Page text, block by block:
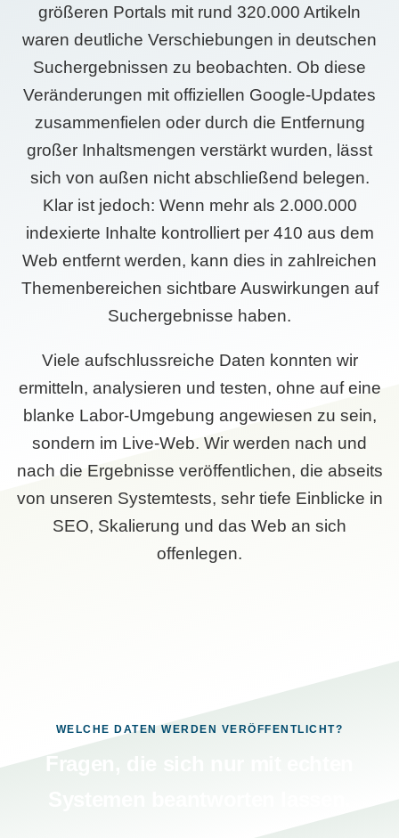
größeren Portals mit rund 320.000 Artikeln
waren deutliche Verschiebungen in deutschen
Suchergebnissen zu beobachten. Ob diese
Veränderungen mit offiziellen Google-Updates
zusammenfielen oder durch die Entfernung
großer Inhaltsmengen verstärkt wurden, lässt
sich von außen nicht abschließend belegen.
Klar ist jedoch: Wenn mehr als 2.000.000
indexierte Inhalte kontrolliert per 410 aus dem
Web entfernt werden, kann dies in zahlreichen
Themenbereichen sichtbare Auswirkungen auf
Suchergebnisse haben.
Viele aufschlussreiche Daten konnten wir
ermitteln, analysieren und testen, ohne auf eine
blanke Labor-Umgebung angewiesen zu sein,
sondern im Live-Web. Wir werden nach und
nach die Ergebnisse veröffentlichen, die abseits
von unseren Systemtests, sehr tiefe Einblicke in
SEO, Skalierung und das Web an sich
offenlegen.
WELCHE DATEN WERDEN VERÖFFENTLICHT?